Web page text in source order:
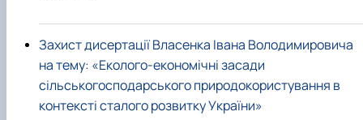
Захист дисертації Власенка Івана Володимировича
на тему: «Еколого-економічні засади
сільськогосподарського природокористування в
контексті сталого розвитку України»